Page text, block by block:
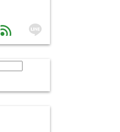
feed line